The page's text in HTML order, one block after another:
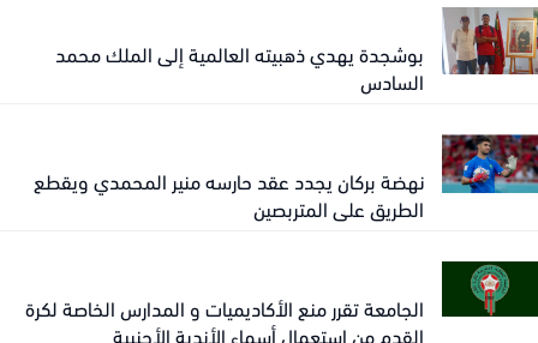
بوشجدة يهدي ذهبيته العالمية إلى الملك محمد
السادس
نهضة بركان يجدد عقد حارسه منير المحمدي ويقطع
الطريق على المتربصين
الجامعة تقرر منع الأكاديميات و المدارس الخاصة لكرة
القدم من إستعمال أسماء الأندية الأجنبية